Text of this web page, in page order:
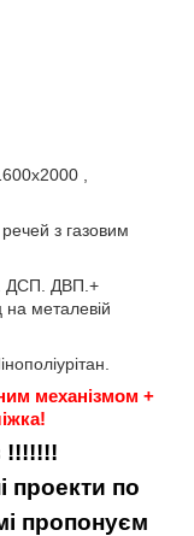
,
з газовим
ДСП. ДВП.+
на металевій
механізмом +
!!!!!!!
проекти по
пропонуєм